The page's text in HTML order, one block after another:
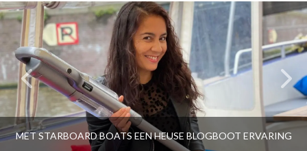
MET STARBOARD BOATS EEN HEUSE BLOGBOOT ERVARING